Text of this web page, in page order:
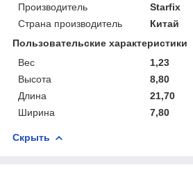
Производитель
Starfix
Страна производитель
Китай
Пользовательские характеристики
Вес
1,23
Высота
8,80
Длина
21,70
Ширина
7,80
Скрыть